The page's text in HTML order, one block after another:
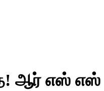
ஆர் எஸ் எஸ்